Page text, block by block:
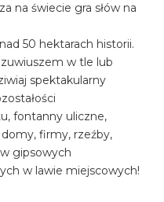
na świecie gra słów na
50 hektarach historii.
w tle lub
spektakularny
fontanny uliczne,
firmy, rzeźby,
gipsowych
w lawie miejscowych!